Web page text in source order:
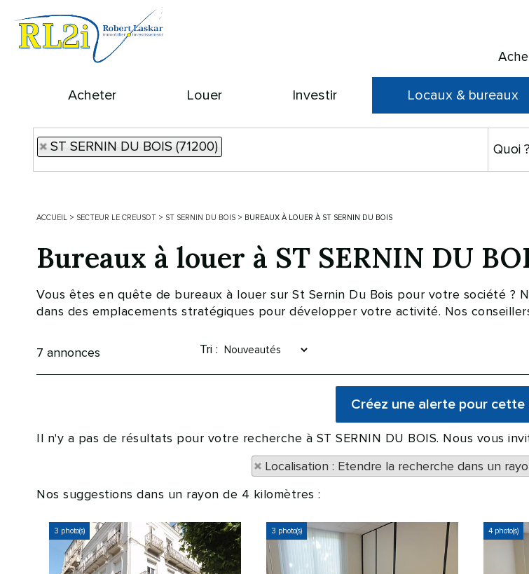
Acheter Louer Investir Locaux & bureaux
ST SERNIN DU BOIS (71200)
ACCUEIL > SECTEUR LE CREUSOT > ST SERNIN DU BOIS > BUREAUX À LOUER À ST SERNIN DU BOIS
Bureaux à louer à ST SERNIN DU
Vous êtes en quête de bureaux à louer sur St Sernin Du Bois pour votre société ?
dans des emplacements stratégiques pour développer votre activité. Nos
7 annonces Tri :
Il n'y a pas de résultats pour votre recherche à ST SERNIN DU BOIS. Nous vous
Localisation : Etendre la recherche dans un
Nos suggestions dans un rayon de 4 kilomètres :
3 photo(s) 3 photo(s) 4 photo(s)